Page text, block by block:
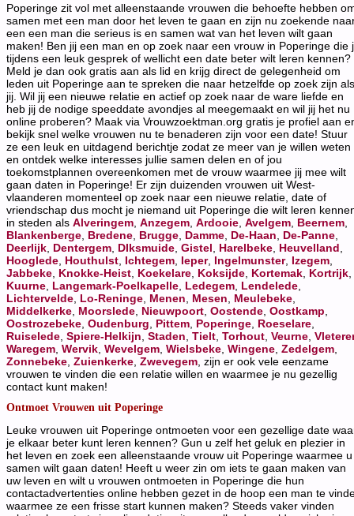
Poperinge zit vol met alleenstaande vrouwen die behoefte hebben
samen met een man door het leven te gaan en zijn nu zoekende
een een man die serieus is en samen wat van het leven wilt gaan
maken! Ben jij een man en op zoek naar een vrouw in Poperinge die
tijdens een leuk gesprek of wellicht een date beter wilt leren kennen?
Meld je dan ook gratis aan als lid en krijg direct de gelegenheid om
leden uit Poperinge aan te spreken die naar hetzelfde op zoek zijn als
jij. Wil jij een nieuwe relatie en actief op zoek naar de ware liefde en
heb jij de nodige speeddate avondjes al meegemaakt en wil jij het nu
online proberen? Maak via Vrouwzoektman.org gratis je profiel aan
bekijk snel welke vrouwen nu te benaderen zijn voor een date! Stuur
ze een leuk en uitdagend berichtje zodat ze meer van je willen weten
en ontdek welke interesses jullie samen delen en of jou
toekomstplannen overeenkomen met de vrouw waarmee jij mee wilt
gaan daten in Poperinge! Er zijn duizenden vrouwen uit West-
vlaanderen momenteel op zoek naar een nieuwe relatie, date of
vriendschap dus mocht je niemand uit Poperinge die wilt leren
in steden als Alveringem Anzegem Ardooie Avelgem Beernem
Blankenberge Bredene Brugge Damme De-Haan De-Panne
Deerlijk Dentergem DIksmuide Gistel Harelbeke Heuvelland
Hooglede Houthulst Ichtegem Ieper, Ingelmunster, Izegem
Jabbeke Knokke-Heist Koekelare Koksijde Kortemak Kortrijk
Kuurne Langemark-Poelkapelle Ledegem Lendelede
Lichtervelde Lo-Reninge Menen Mesen Meulebeke
Middelkerke Moorslede Nieuwpoort Oostende Oostkamp
Oostrozebeke Oudenburg Pittem Poperinge Roeselare
Ruiselede Spiere-Helkijn Staden Tielt Torhout Veurne
Waregem Wervik Wevelgem Wielsbeke Wingene Zedelgem
Zonnebeke Zuienkerke Zwevegem , zijn er ook vele eenzame
vrouwen te vinden die een relatie willen en waarmee je nu gezellig
contact kunt maken!
Ontmoet Vrouwen uit Poperinge
Leuke vrouwen uit Poperinge ontmoeten voor een gezellige date
je elkaar beter kunt leren kennen? Gun u zelf het geluk en plezier in
het leven en zoek een alleenstaande vrouw uit Poperinge waarmee u
samen wilt gaan daten! Heeft u weer zin om iets te gaan maken van
uw leven en wilt u vrouwen ontmoeten in Poperinge die hun
contactadvertenties online hebben gezet in de hoop een man te
waarmee ze een frisse start kunnen maken? Steeds vaker vinden